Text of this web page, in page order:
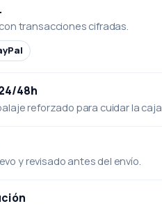
transacciones cifradas.
48h
reforzado para cuidar la caja.
y revisado antes del envío.